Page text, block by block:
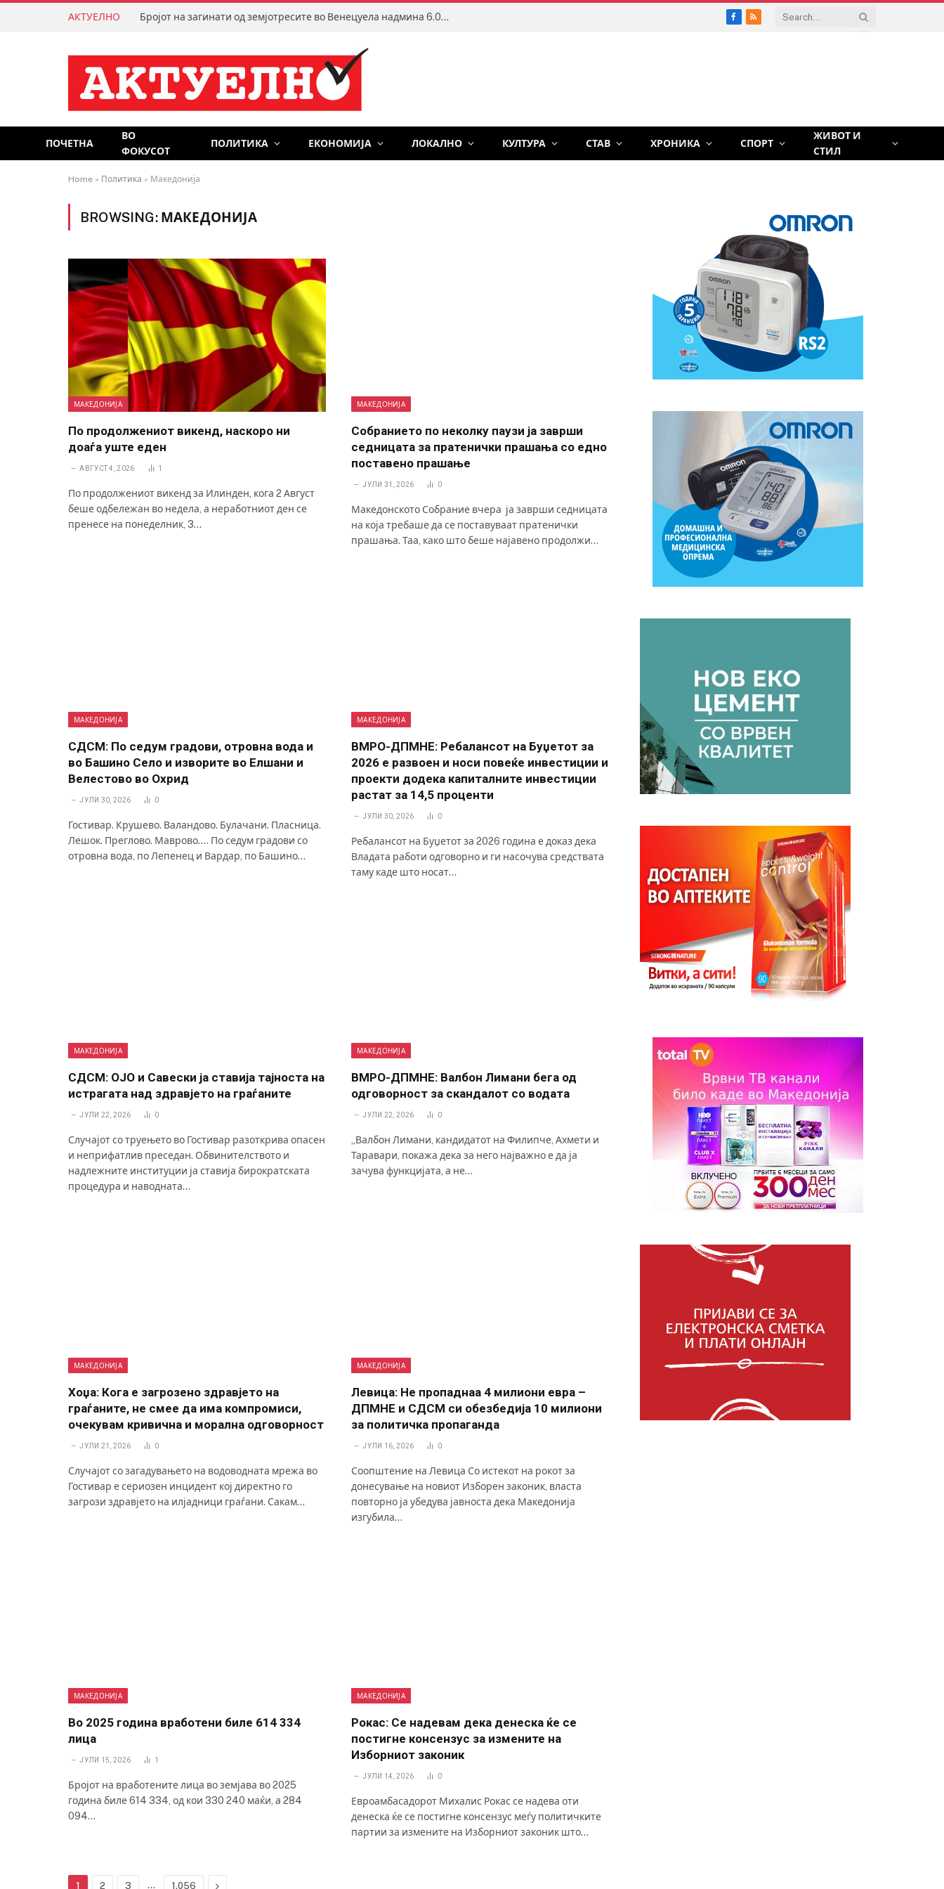
АКТУЕЛНО Бројот на загинати од земјотресите во Венецуела надмина 6.000
Facebook
RSS
ПОЧЕТНА
ВО
ФОКУСОТ
ПОЛИТИКА ЕКОНОМИЈА ЛОКАЛНО КУЛТУРА СТАВ ХРОНИКА СПОРТ
ЖИВОТ И
СТИЛ
Home » Политика » Македонија
BROWSING: МАКЕДОНИЈА
МАКЕДОНИЈА
По продолжениот викенд, наскоро ни
доаѓа уште еден
АВГУСТ 4, 2026 1
По продолжениот викенд за Илинден, кога 2 Август
беше одбележан во недела, а неработниот ден се
пренесе на понеделник, 3…
МАКЕДОНИЈА
Собранието по неколку паузи ја заврши
седницата за пратенички прашања со едно
поставено прашање
ЈУЛИ 31, 2026 0
Македонското Собрание вчера ја заврши седницата
на која требаше да се поставуваат пратенички
прашања. Таа, како што беше најавено продолжи…
МАКЕДОНИЈА
СДСМ: По седум градови, отровна вода и
во Башино Село и изворите во Елшани и
Велестово во Охрид
ЈУЛИ 30, 2026 0
Гостивар. Крушево. Валандово. Булачани. Пласница.
Лешок. Преглово. Маврово…. По седум градови со
отровна вода, по Лепенец и Вардар, по Башино…
МАКЕДОНИЈА
ВМРО-ДПМНЕ: Ребалансот на Буџетот за
2026 е развоен и носи повеќе инвестиции и
проекти додека капиталните инвестиции
растат за 14,5 проценти
ЈУЛИ 30, 2026 0
Ребалансот на Буџетот за 2026 година е доказ дека
Владата работи одговорно и ги насочува средствата
таму каде што носат…
МАКЕДОНИЈА
СДСМ: ОЈО и Савески ја ставија тајноста на
истрагата над здравјето на граѓаните
ЈУЛИ 22, 2026 0
Случајот со труењето во Гостивар разоткрива опасен
и неприфатлив преседан. Обвинителството и
надлежните институции ја ставија бирократската
процедура и наводната…
МАКЕДОНИЈА
ВМРО-ДПМНЕ: Валбон Лимани бега од
одговорност за скандалот со водата
ЈУЛИ 22, 2026 0
„Валбон Лимани, кандидатот на Филипче, Ахмети и
Таравари, покажа дека за него најважно е да ја
зачува функцијата, а не…
МАКЕДОНИЈА
Хоџа: Кога е загрозено здравјето на
граѓаните, не смее да има компромиси,
очекувам кривична и морална одговорност
ЈУЛИ 21, 2026 0
Случајот со загадувањето на водоводната мрежа во
Гостивар е сериозен инцидент кој директно го
загрози здравјето на илјадници граѓани. Сакам…
МАКЕДОНИЈА
Левица: Не пропаднаа 4 милиони евра –
ДПМНЕ и СДСМ си обезбедија 10 милиони
за политичка пропаганда
ЈУЛИ 16, 2026 0
Соопштение на Левица Со истекот на рокот за
донесување на новиот Изборен законик, власта
повторно ја убедува јавноста дека Македонија
изгубила…
МАКЕДОНИЈА
Во 2025 година вработени биле 614 334
лица
ЈУЛИ 15, 2026 1
Бројот на вработените лица во земјава во 2025
година биле 614 334, од кои 330 240 маќи, а 284
094…
МАКЕДОНИЈА
Рокас: Се надевам дека денеска ќе се
постигне консензус за измените на
Изборниот законик
ЈУЛИ 14, 2026 0
Евроамбасадорот Михалис Рокас се надева оти
денеска ќе се постигне консензус меѓу политичките
партии за измените на Изборниот законик што…
1 2 3 … 1.056 Next